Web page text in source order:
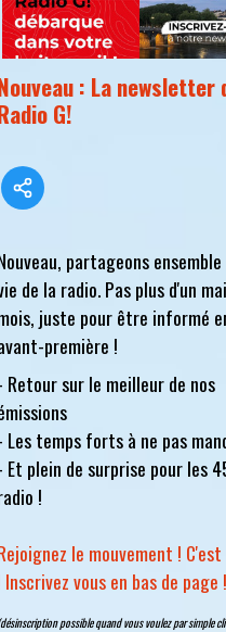
: La newsletter
G!
partageons
de la radio. Pas plus d'un
juste pour être informé
première !
Retour sur le meilleur de nos
Les temps forts à ne pas
Et plein de surprise pour les
!
le mouvement !
Inscrivez vous en bas de page !
possible quand vous voulez par simple